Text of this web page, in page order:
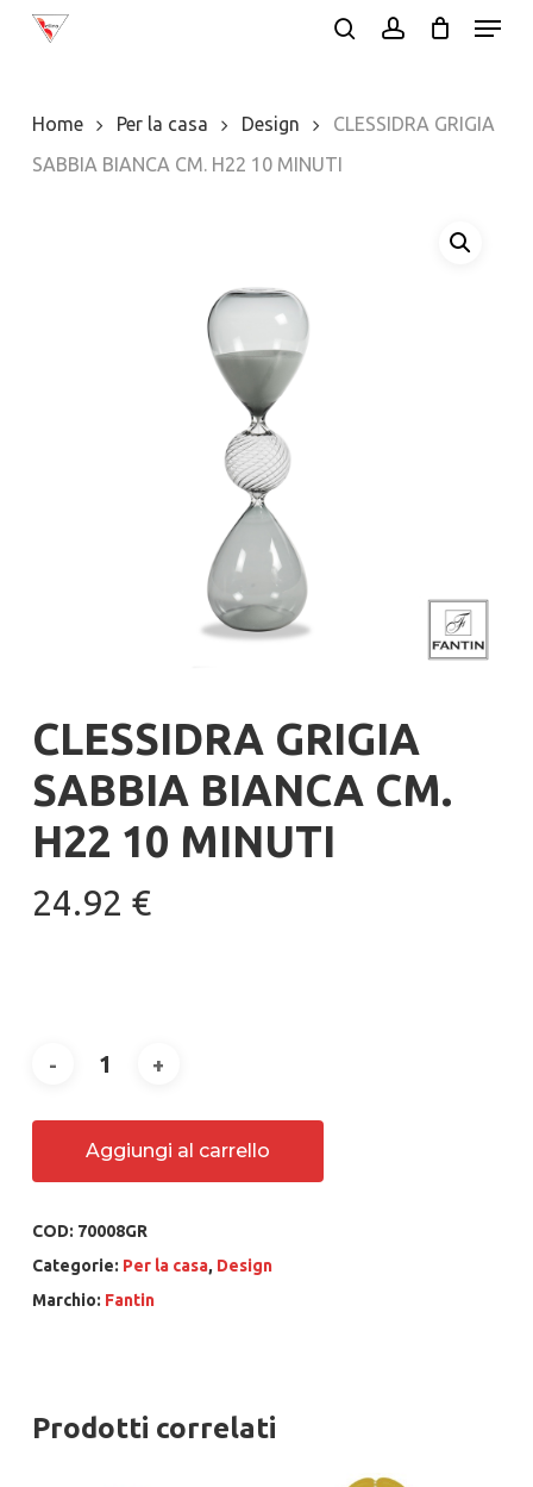
Skip
content
Menu
Home Per la casa Design
CLESSIDRA GRIGIA
SABBIA BIANCA CM. H22 10 MINUTI
CLESSIDRA GRIGIA
SABBIA BIANCA CM.
H22 10 MINUTI
24.92 €
Aggiungi al carrello
COD: 70008GR
Categorie: Per la casa, Design
Marchio: Fantin
Prodotti correlati
Menu